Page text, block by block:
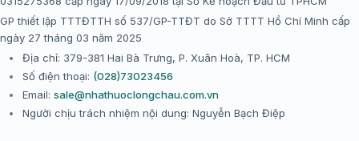
Thể lệ chương trình “Tích điểm nhận đặc quyền”
GP thiết lập TTTĐTTH số 537/GP-TTĐT do Sở TTTT Hồ Chí Minh cấp
ngày 27 tháng 03 năm 2025
Địa chỉ: 379-381 Hai Bà Trưng, P. Xuân Hoà, TP. HCM
Số điện thoại: (028)73023456
Email: sale@nhathuoclongchau.com.vn
Người chịu trách nhiệm nội dung: Nguyễn Bạch Điệp